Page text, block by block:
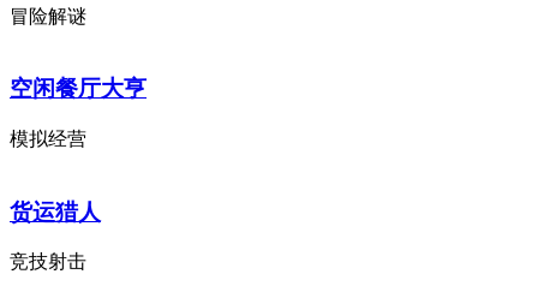
冒险解谜
空闲餐厅大亨
模拟经营
货运猎人
竞技射击